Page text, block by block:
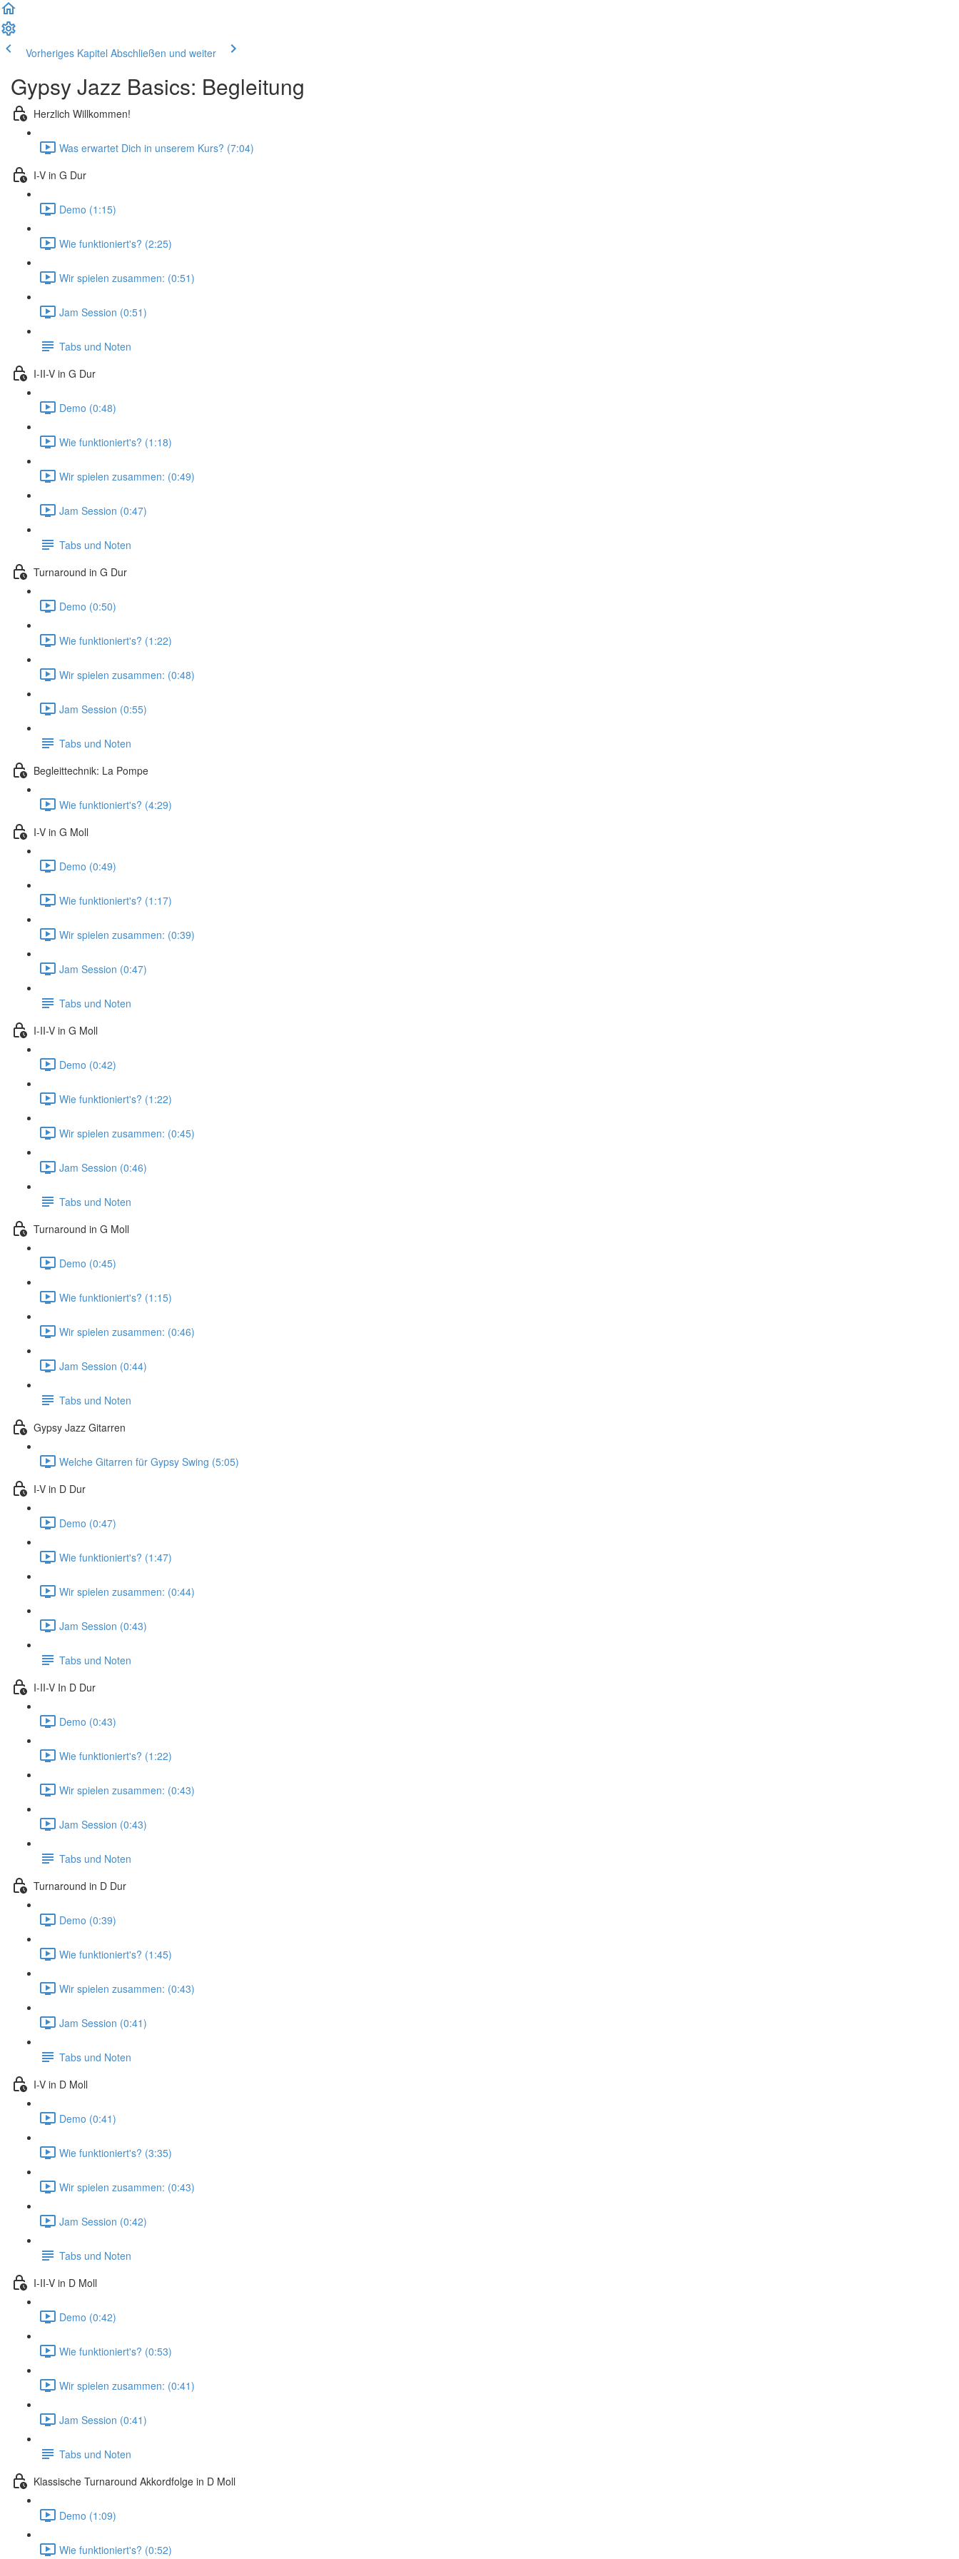
Vorheriges Kapitel Abschließen und weiter
Gypsy Jazz Basics: Begleitung
Herzlich Willkommen!
Was erwartet Dich in unserem Kurs? (7:04)
I-V in G Dur
Demo (1:15)
Wie funktioniert's? (2:25)
Wir spielen zusammen: (0:51)
Jam Session (0:51)
Tabs und Noten
I-II-V in G Dur
Demo (0:48)
Wie funktioniert's? (1:18)
Wir spielen zusammen: (0:49)
Jam Session (0:47)
Tabs und Noten
Turnaround in G Dur
Demo (0:50)
Wie funktioniert's? (1:22)
Wir spielen zusammen: (0:48)
Jam Session (0:55)
Tabs und Noten
Begleittechnik: La Pompe
Wie funktioniert's? (4:29)
I-V in G Moll
Demo (0:49)
Wie funktioniert's? (1:17)
Wir spielen zusammen: (0:39)
Jam Session (0:47)
Tabs und Noten
I-II-V in G Moll
Demo (0:42)
Wie funktioniert's? (1:22)
Wir spielen zusammen: (0:45)
Jam Session (0:46)
Tabs und Noten
Turnaround in G Moll
Demo (0:45)
Wie funktioniert's? (1:15)
Wir spielen zusammen: (0:46)
Jam Session (0:44)
Tabs und Noten
Gypsy Jazz Gitarren
Welche Gitarren für Gypsy Swing (5:05)
I-V in D Dur
Demo (0:47)
Wie funktioniert's? (1:47)
Wir spielen zusammen: (0:44)
Jam Session (0:43)
Tabs und Noten
I-II-V In D Dur
Demo (0:43)
Wie funktioniert's? (1:22)
Wir spielen zusammen: (0:43)
Jam Session (0:43)
Tabs und Noten
Turnaround in D Dur
Demo (0:39)
Wie funktioniert's? (1:45)
Wir spielen zusammen: (0:43)
Jam Session (0:41)
Tabs und Noten
I-V in D Moll
Demo (0:41)
Wie funktioniert's? (3:35)
Wir spielen zusammen: (0:43)
Jam Session (0:42)
Tabs und Noten
I-II-V in D Moll
Demo (0:42)
Wie funktioniert's? (0:53)
Wir spielen zusammen: (0:41)
Jam Session (0:41)
Tabs und Noten
Klassische Turnaround Akkordfolge in D Moll
Demo (1:09)
Wie funktioniert's? (0:52)